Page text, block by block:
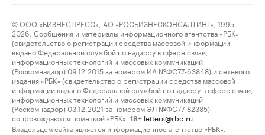
© ООО «БИЗНЕСПРЕСС», АО «РОСБИЗНЕСКОНСАЛТИНГ», 1995–
2026. Сообщения и материалы информационного агентства «РБК»
(свидетельство о регистрации средства массовой информации
выдано Федеральной службой по надзору в сфере связи,
информационных технологий и массовых коммуникаций
(Роскомнадзор) 09.12.2015 за номером ИА №ФС77-63848) и сетевого
издания «РБК» (свидетельство о регистрации средства массовой
информации выдано Федеральной службой по надзору в сфере связи,
информационных технологий и массовых коммуникаций
(Роскомнадзор) 03.12.2021 за номером ЭЛ №ФС77-82385)
сопровождаются пометкой «РБК».
18+ letters@rbc.ru
Владельцем сайта является информационное агентство «РБК».